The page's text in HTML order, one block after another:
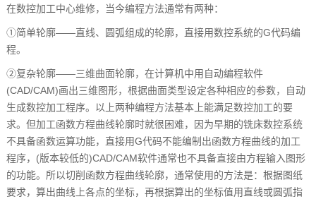
在数控加工中心维修，当今编程方法通常有两种：
①简单轮廓——直线、圆弧组成的轮廓，直接用数控系统的G代码编
程。
②复杂轮廓——三维曲面轮廓，在计算机中用自动编程软件
(CAD/CAM)画出三维图形，根据曲面类型设定各种相应的参数，自动
生成数控加工程序。以上两种编程方法基本上能满足数控加工的要
求。但加工函数方程曲线轮廓时就很困难，因为早期的铣床数控系统
不具备函数运算功能，直接用G代码不能编制出函数方程曲线的加工
程序，(版本较低的)CAD/CAM软件通常也不具备直接由方程输入图形
的功能。所以切削函数方程曲线轮廓，通常使用的方法是：根据图纸
要求，算出曲线上各点的坐标，再根据算出的坐标值用直线或圆弧指